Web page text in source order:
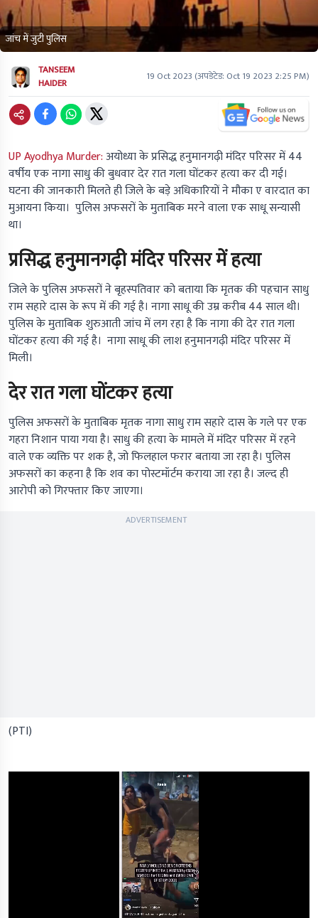
जांच में जुटी पुलिस
TANSEEM
HAIDER
19 Oct 2023(अपडेटेड:Oct 19 2023 2:25 PM)
UP Ayodhya Murder:अयोध्या के प्रसिद्ध हनुमानगढ़ी मंदिर परिसर में 44
वर्षीय एक नागा साधु की बुधवार देर रात गला घोंटकर हत्या कर दी गई।
घटना की जानकारी मिलते ही जिले के बड़े अधिकारियों ने मौका ए वारदात का
मुआयना किया। पुलिस अफसरों के मुताबिक मरने वाला एक साधू सन्यासी
था।
प्रसिद्ध हनुमानगढ़ी मंदिर परिसर में हत्या
जिले के पुलिस अफसरों ने बृहस्पतिवार को बताया कि मृतक की पहचान साधु
राम सहारे दास के रूप में की गई है। नागा साधू की उम्र करीब 44 साल थी।
पुलिस के मुताबिक शुरुआती जांच में लग रहा है कि नागा की देर रात गला
घोंटकर हत्या की गई है। नागा साधू की लाश हनुमानगढ़ी मंदिर परिसर में
मिली।
देर रात गला घोंटकर हत्या
पुलिस अफसरों के मुताबिक मृतक नागा साधु राम सहारे दास के गले पर एक
गहरा निशान पाया गया है। साधु की हत्या के मामले में मंदिर परिसर में रहने
वाले एक व्यक्ति पर शक है, जो फिलहाल फरार बताया जा रहा है। पुलिस
अफसरों का कहना है कि शव का पोस्टमॉर्टम कराया जा रहा है। जल्द ही
आरोपी को गिरफ्तार किए जाएगा।
ADVERTISEMENT
(PTI)